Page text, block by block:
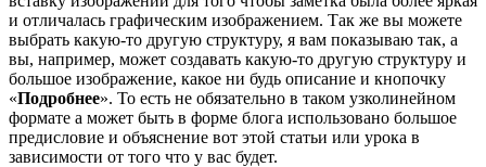
и отличалась графическим изображением. Так же вы можете
выбрать какую-то другую структуру, я вам показываю так, а
вы, например, может создавать какую-то другую структуру и
большое изображение, какое ни будь описание и кнопочку
«Подробнее». То есть не обязательно в таком узколинейном
формате а может быть в форме блога использовано большое
предисловие и объяснение вот этой статьи или урока в
зависимости от того что у вас будет.